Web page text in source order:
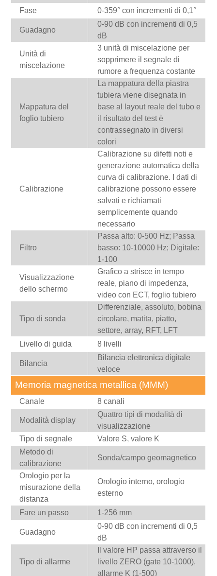
Fase
0-359° con incrementi di 0,1°
Guadagno
0-90 dB con incrementi di 0,5
dB
Unità di
miscelazione
3 unità di miscelazione per
sopprimere il segnale di
rumore a frequenza costante
Mappatura del
foglio tubiero
La mappatura della piastra
tubiera viene disegnata in
base al layout reale del tubo e
il risultato del test è
contrassegnato in diversi
colori
Calibrazione
Calibrazione su difetti noti e
generazione automatica della
curva di calibrazione. I dati di
calibrazione possono essere
salvati e richiamati
semplicemente quando
necessario
Filtro
Passa alto: 0-500 Hz; Passa
basso: 10-10000 Hz; Digitale:
1-100
Visualizzazione
dello schermo
Grafico a strisce in tempo
reale, piano di impedenza,
video con ECT, foglio tubiero
Tipo di sonda
Differenziale, assoluto, bobina
circolare, matita, piatto,
settore, array, RFT, LFT
Livello di guida
8 livelli
Bilancia
Bilancia elettronica digitale
veloce
Memoria magnetica metallica (MMM)
Canale 8 canali
Modalità display
Quattro tipi di modalità di
visualizzazione
Tipo di segnale
Valore S, valore K
Metodo di
calibrazione
Sonda/campo geomagnetico
Orologio per la
misurazione della
distanza
Orologio interno, orologio
esterno
Fare un passo 1-256 mm
Guadagno
0-90 dB con incrementi di 0,5
dB
Tipo di allarme
Il valore HP passa attraverso il
livello ZERO (gate 10-1000),
allarme K (1-500)